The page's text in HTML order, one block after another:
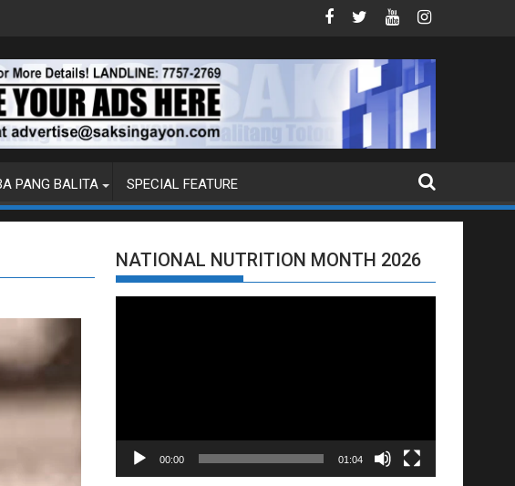
Sa tulong ng German expertise PNP
PANG BALITA SPECIAL FEATURE
NATIONAL NUTRITION MONTH 2026
00:00 01:04